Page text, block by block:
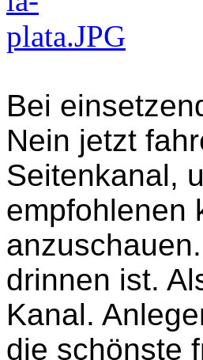
Bei
Nein jetzt
Seitenkanal,
empfohlenen
drinnen ist.
Kanal.
die schönste